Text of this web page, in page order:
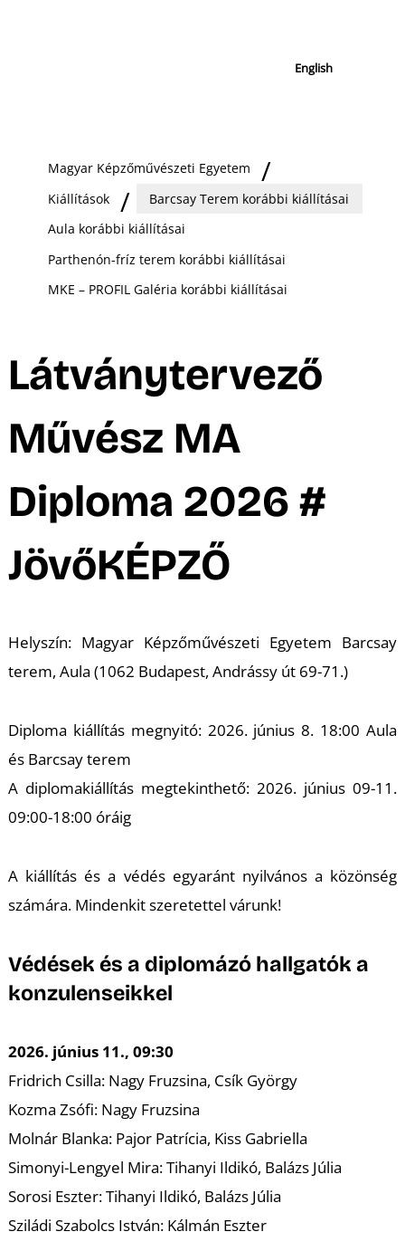
English
Magyar Képzőművészeti Egyetem
Kiállítások
Barcsay Terem korábbi kiállításai
Aula korábbi kiállításai
Parthenón-fríz terem korábbi kiállításai
MKE – PROFIL Galéria korábbi kiállításai
Látványtervező
Művész MA
Diploma 2026 #
JövőKÉPZŐ
Helyszín: Magyar Képzőművészeti Egyetem Barcsay
terem, Aula (1062 Budapest, Andrássy út 69-71.)
Diploma kiállítás megnyitó: 2026. június 8. 18:00 Aula
és Barcsay terem
A diplomakiállítás megtekinthető: 2026. június 09-11.
09:00-18:00 óráig
A kiállítás és a védés egyaránt nyilvános a közönség
számára. Mindenkit szeretettel várunk!
Védések és a diplomázó hallgatók a
konzulenseikkel
2026. június 11., 09:30
Fridrich Csilla: Nagy Fruzsina, Csík György
Kozma Zsófi: Nagy Fruzsina
Molnár Blanka: Pajor Patrícia, Kiss Gabriella
Simonyi-Lengyel Mira: Tihanyi Ildikó, Balázs Júlia
Sorosi Eszter: Tihanyi Ildikó, Balázs Júlia
Sziládi Szabolcs István: Kálmán Eszter